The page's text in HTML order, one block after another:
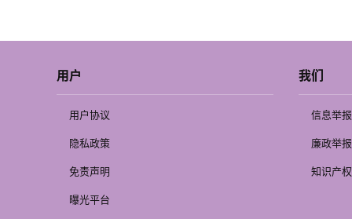
用户
用户协议
隐私政策
免责声明
曝光平台
我们
信息举报
廉政举报
知识产